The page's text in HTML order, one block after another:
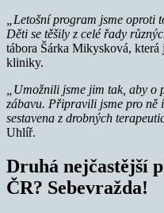
„Letošní program jsme oproti
Děti se těšily z celé řady
tábora Šárka Mikysková, která
kliniky.
„Umožnili jsme jim tak, aby
zábavu. Připravili jsme pro ně
sestavena z drobných
Uhlíř.
Druhá nejčastější
ČR? Sebevražda!